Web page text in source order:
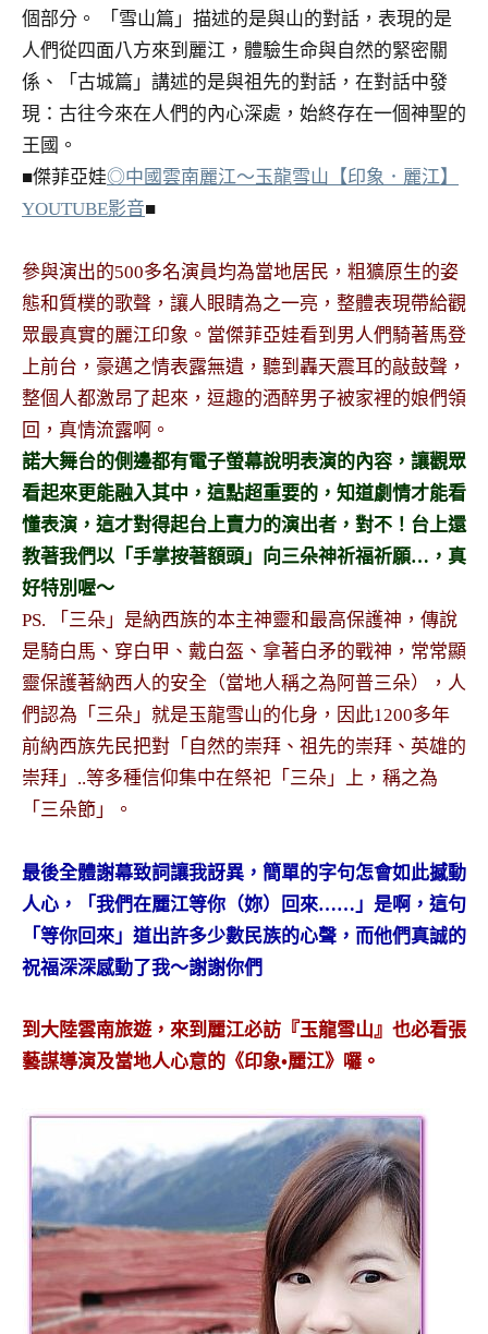
表
會
及
活
動
主
持、
校
業
講
座、
落
客
及
旅
遊
誌
專
欄、
觀
光
局
合
作
達
人
對
象。
個部分。 「雪山篇」描述的是與山的對話，表現的是
人們從四面八方來到麗江，體驗生命與自然的緊密關
係、「古城篇」講述的是與祖先的對話，在對話中發
現：古往今來在人們的內心深處，始終存在一個神聖的
王國。
■傑菲亞娃◎中國雲南麗江～玉龍雪山【印象．麗江】
YOUTUBE影音■
參與演出的500多名演員均為當地居民，粗獷原生的姿
態和質樸的歌聲，讓人眼睛為之一亮，整體表現帶給觀
眾最真實的麗江印象。當傑菲亞娃看到男人們騎著馬登
上前台，豪邁之情表露無遺，聽到轟天震耳的敲鼓聲，
整個人都激昂了起來，逗趣的酒醉男子被家裡的娘們領
回，真情流露啊。
諾大舞台的側邊都有電子螢幕說明表演的內容，讓觀眾
看起來更能融入其中，這點超重要的，知道劇情才能看
懂表演，這才對得起台上賣力的演出者，對不！台上還
教著我們以「手掌按著額頭」向三朵神祈福祈願…，真
好特別喔～
PS. 「三朵」是納西族的本主神靈和最高保護神，傳說
是騎白馬、穿白甲、戴白盔、拿著白矛的戰神，常常顯
靈保護著納西人的安全（當地人稱之為阿普三朵），人
們認為「三朵」就是玉龍雪山的化身，因此1200多年
前納西族先民把對「自然的崇拜、祖先的崇拜、英雄的
崇拜」..等多種信仰集中在祭祀「三朵」上，稱之為
「三朵節」。
最後全體謝幕致詞讓我訝異，簡單的字句怎會如此撼動
人心，「我們在麗江等你（妳）回來……」是啊，這句
「等你回來」道出許多少數民族的心聲，而他們真誠的
祝福深深感動了我～謝謝你們
到大陸雲南旅遊，來到麗江必訪『玉龍雪山』也必看張
藝謀導演及當地人心意的《印象•麗江》囉。